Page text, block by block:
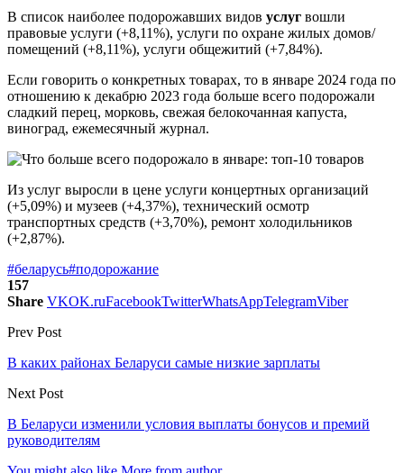
В список наиболее подорожавших видов услуг вошли
правовые услуги (+8,11%), услуги по охране жилых домов/
помещений (+8,11%), услуги общежитий (+7,84%).
Если говорить о конкретных товарах, то в январе 2024 года по
отношению к декабрю 2023 года больше всего подорожали
сладкий перец, морковь, свежая белокочанная капуста,
виноград, ежемесячный журнал.
Из услуг выросли в цене услуги концертных организаций
(+5,09%) и музеев (+4,37%), технический осмотр
транспортных средств (+3,70%), ремонт холодильников
(+2,87%).
#беларусь#подорожание
157
Share VKOK.ruFacebookTwitterWhatsAppTelegramViber
Prev Post
В каких районах Беларуси самые низкие зарплаты
Next Post
В Беларуси изменили условия выплаты бонусов и премий
руководителям